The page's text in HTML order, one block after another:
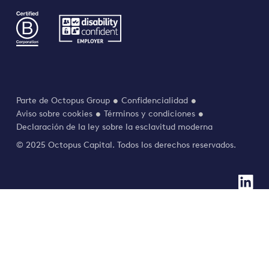
Parte de Octopus Group
Confidencialidad
Aviso sobre cookies
Términos y condiciones
Declaración de la ley sobre la esclavitud moderna
© 2025 Octopus Capital. Todos los derechos reservados.